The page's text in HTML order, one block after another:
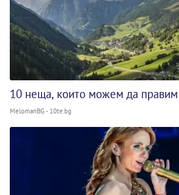
10 неща, които можем да
MelomanBG - 10te.bg